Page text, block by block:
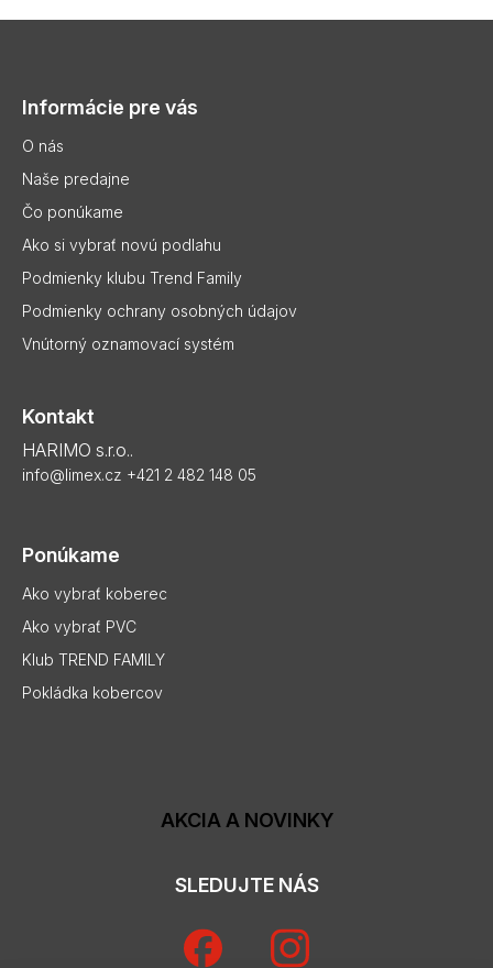
Informácie pre vás
O nás
Naše predajne
Čo ponúkame
Ako si vybrať novú podlahu
Podmienky klubu Trend Family
Podmienky ochrany osobných údajov
Vnútorný oznamovací systém
Kontakt
HARIMO s.r.o..
info@limex.cz +421 2 482 148 05
Ponúkame
Ako vybrať koberec
Ako vybrať PVC
Klub TREND FAMILY
Pokládka kobercov
AKCIA A NOVINKY
SLEDUJTE NÁS